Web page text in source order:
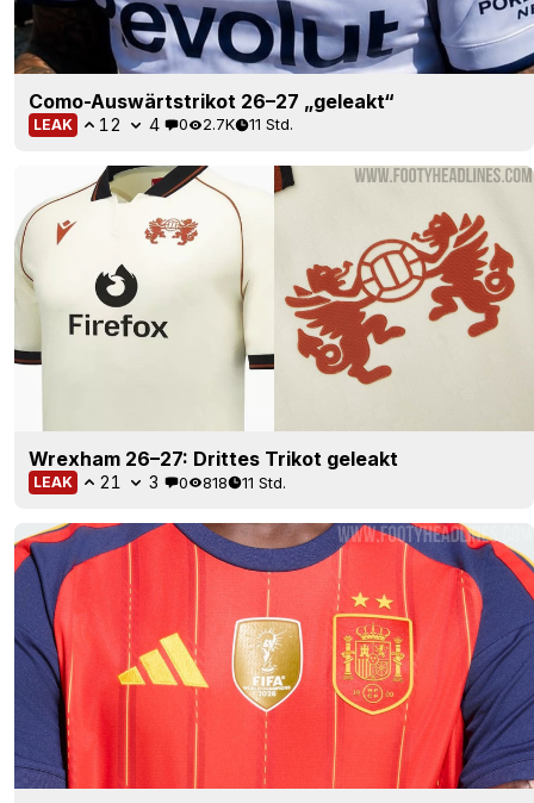
Como-Auswärtstrikot 26–27 „geleakt“
LEAK 12 4 0 2.7K 11 Std.
Wrexham 26–27: Drittes Trikot geleakt
LEAK 21 3 0 818 11 Std.